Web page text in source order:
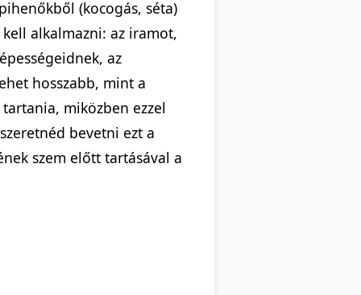
(kocogás, séta)
alkalmazni: az iramot,
az
hosszabb, mint a
miközben ezzel
bevetni ezt a
szem előtt tartásával a